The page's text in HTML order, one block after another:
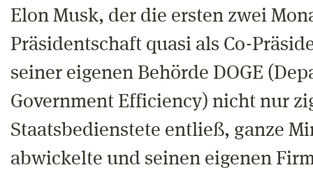
Elon Musk, der die ersten zwei
Präsidentschaft quasi als Co-
seiner eigenen Behörde DOGE
Government Efficiency) nicht nur
Staatsbedienstete entließ, ganze
abwickelte und seinen eigenen